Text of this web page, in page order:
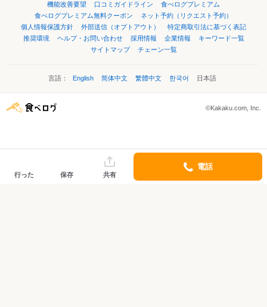
機能改善要望
口コミガイドライン
食べログプレミアム
食べログプレミアム無料クーポン
ネット予約（リクエスト予約）
個人情報保護方針
外部送信（オプトアウト）
特定商取引法に基づく表記
推奨環境
ヘルプ・お問い合わせ 採用情報 企業情報
キーワード一覧
サイトマップ
チェーン一覧
言語： English 简体中文 繁體中文 한국어 日本語
©Kakaku.com, Inc.
行った 保存 共有
電話